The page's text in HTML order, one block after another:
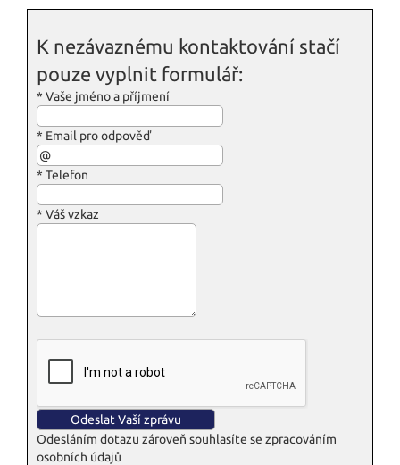
K nezávaznému kontaktování stačí
pouze vyplnit formulář:
* Vaše jméno a příjmení
* Email pro odpověď
* Telefon
* Váš vzkaz
Odesláním dotazu zároveň souhlasíte se zpracováním
osobních údajů